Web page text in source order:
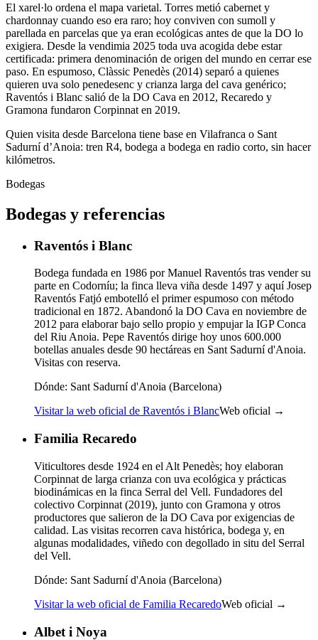
El xarel·lo ordena el mapa varietal. Torres metió cabernet y
chardonnay cuando eso era raro; hoy conviven con sumoll y
parellada en parcelas que ya eran ecológicas antes de que la DO lo
exigiera. Desde la vendimia 2025 toda uva acogida debe estar
certificada: primera denominación de origen del mundo en cerrar ese
paso. En espumoso, Clàssic Penedès (2014) separó a quienes
quieren uva solo penedesenc y crianza larga del cava genérico;
Raventós i Blanc salió de la DO Cava en 2012, Recaredo y
Gramona fundaron Corpinnat en 2019.
Quien visita desde Barcelona tiene base en Vilafranca o Sant
Sadurní d’Anoia: tren R4, bodega a bodega en radio corto, sin hacer
kilómetros.
Bodegas
Bodegas y referencias
Raventós i Blanc
Bodega fundada en 1986 por Manuel Raventós tras vender su
parte en Codorníu; la finca lleva viña desde 1497 y aquí Josep
Raventós Fatjó embotelló el primer espumoso con método
tradicional en 1872. Abandonó la DO Cava en noviembre de
2012 para elaborar bajo sello propio y empujar la IGP Conca
del Riu Anoia. Pepe Raventós dirige hoy unos 600.000
botellas anuales desde 90 hectáreas en Sant Sadurní d'Anoia.
Visitas con reserva.
Dónde: Sant Sadurní d'Anoia (Barcelona)
Visitar la web oficial de Raventós i BlancWeb oficial →
Familia Recaredo
Viticultores desde 1924 en el Alt Penedès; hoy elaboran
Corpinnat de larga crianza con uva ecológica y prácticas
biodinámicas en la finca Serral del Vell. Fundadores del
colectivo Corpinnat (2019), junto con Gramona y otros
productores que salieron de la DO Cava por exigencias de
calidad. Las visitas recorren cava histórica, bodega y, en
algunas modalidades, viñedo con degollado in situ del Serral
del Vell.
Dónde: Sant Sadurní d'Anoia (Barcelona)
Visitar la web oficial de Familia RecaredoWeb oficial →
Albet i Noya